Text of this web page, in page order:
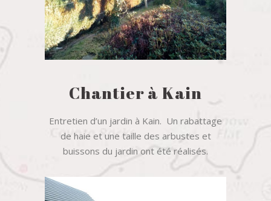
Chantier à Kain
Entretien d’un jardin à Kain. Un rabattage
de haie et une taille des arbustes et
buissons du jardin ont été réalisés.